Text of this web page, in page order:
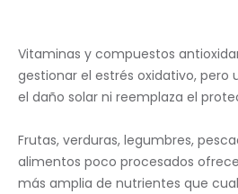
Vitaminas y compuestos
gestionar el estrés oxidativo, pero
el daño solar ni reemplaza el
Frutas, verduras, legumbres,
alimentos poco procesados
más amplia de nutrientes que